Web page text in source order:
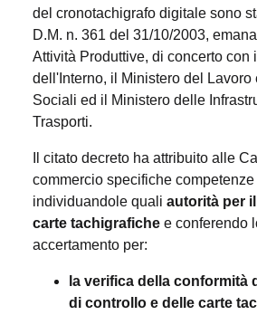
del cronotachigrafo digitale sono
D.M. n. 361 del 31/10/2003,
Attività Produttive, di concerto con
dell'Interno, il Ministero del
Sociali ed il Ministero delle
Trasporti.
Il citato decreto ha attribuito alle
commercio specifiche
individuandole quali autorità per
carte tachigrafiche e conferendo
accertamento per:
la verifica della conformità
di controllo e delle carte